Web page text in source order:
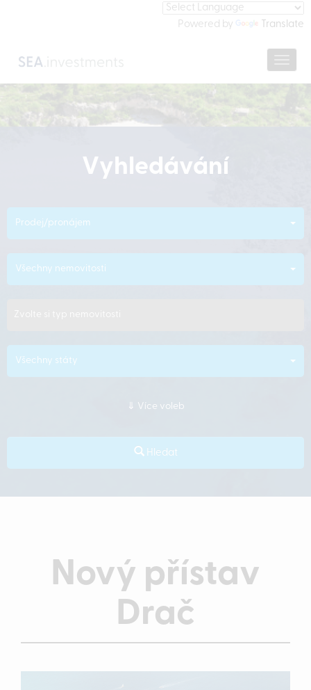
Powered by Translate
Vyhledávání
Prodej/pronájem
Všechny nemovitosti
Všechny státy
Více voleb
Hledat
Nový přístav
Drač